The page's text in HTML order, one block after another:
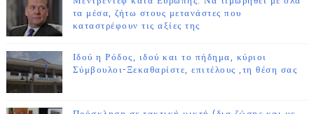
τα μέσα, ζήτω στους μετανάστες που
καταστρέφουν τις αξίες της
Ιδού η Ρόδος, ιδού και το πήδημα, κύριοι
Σύμβουλοι-Ξεκαθαρίστε, επιτέλους ,τη θέση σας